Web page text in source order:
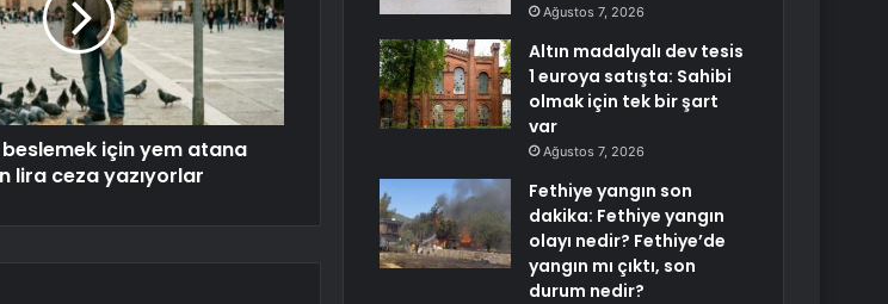
için yem atana
lira ceza yazıyorlar
Ağustos 7, 2026
Altın madalyalı dev tesis
1 euroya satışta: Sahibi
olmak için tek bir şart
var
Ağustos 7, 2026
Fethiye yangın son
dakika: Fethiye yangın
olayı nedir? Fethiye’de
yangın mı çıktı, son
durum nedir?